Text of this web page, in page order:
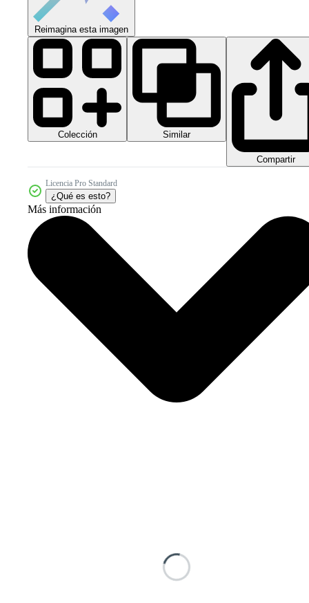
Reimagina esta imagen
Colección Similar
Compartir
Licencia Pro Standard
¿Qué es esto?
Más información